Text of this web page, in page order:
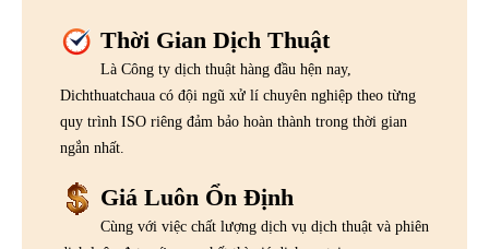
Thời Gian Dịch Thuật
Là Công ty dịch thuật hàng đầu hện nay,
Dichthuatchaua có đội ngũ xử lí chuyên nghiệp theo từng
quy trình ISO riêng đảm bảo hoàn thành trong thời gian
ngắn nhất.
Giá Luôn Ổn Định
Cùng với việc chất lượng dịch vụ dịch thuật và phiên